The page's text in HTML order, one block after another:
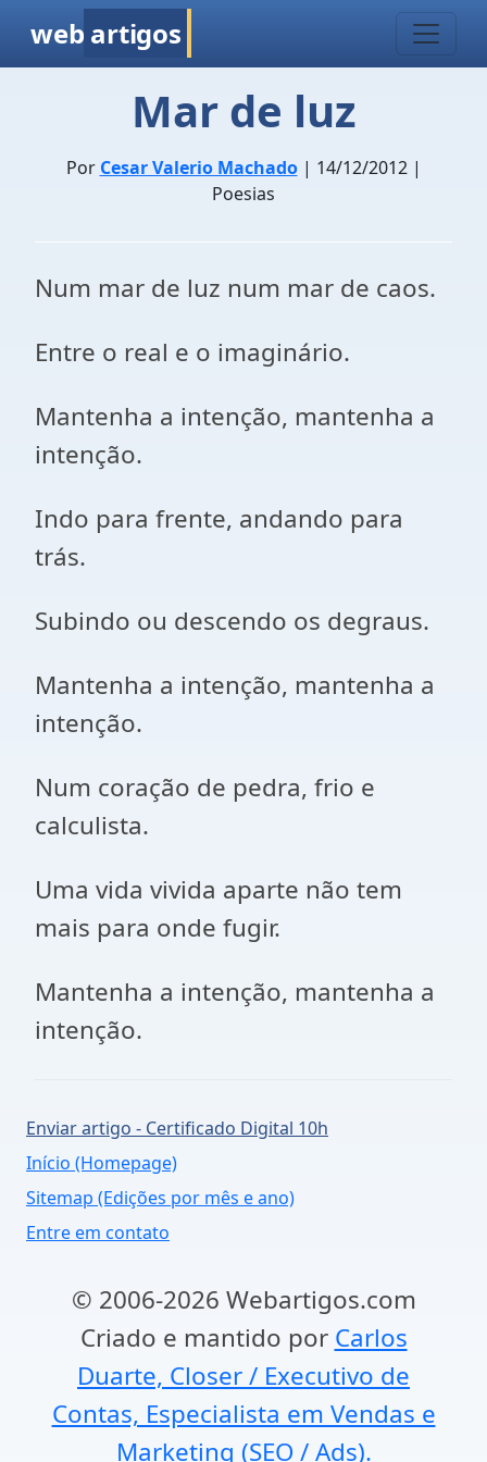
web artigos
Mar de luz
Por Cesar Valerio Machado| 14/12/2012 |
Poesias
Num mar de luz num mar de caos.
Entre o real e o imaginário.
Mantenha a intenção, mantenha a
intenção.
Indo para frente, andando para
trás.
Subindo ou descendo os degraus.
Mantenha a intenção, mantenha a
intenção.
Num coração de pedra, frio e
calculista.
Uma vida vivida aparte não tem
mais para onde fugir.
Mantenha a intenção, mantenha a
intenção.
Enviar artigo - Certificado Digital 10h
Início (Homepage)
Sitemap (Edições por mês e ano)
Entre em contato
© 2006-2026 Webartigos.com
Criado e mantido por Carlos
Duarte, Closer / Executivo de
Contas, Especialista em Vendas e
Marketing (SEO / Ads).